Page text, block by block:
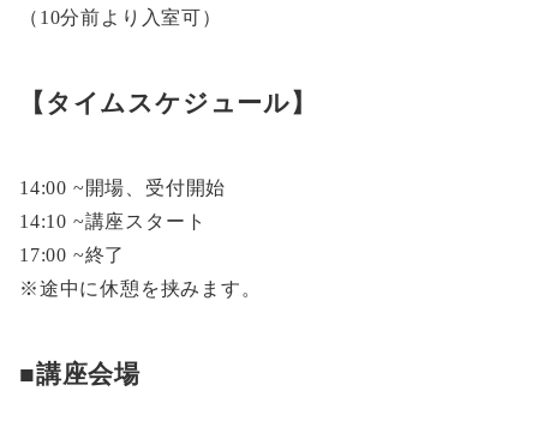
（10分前より入室可）
【タイムスケジュール】
14:00 ~開場、受付開始
14:10 ~講座スタート
17:00 ~終了
※途中に休憩を挟みます。
■講座会場